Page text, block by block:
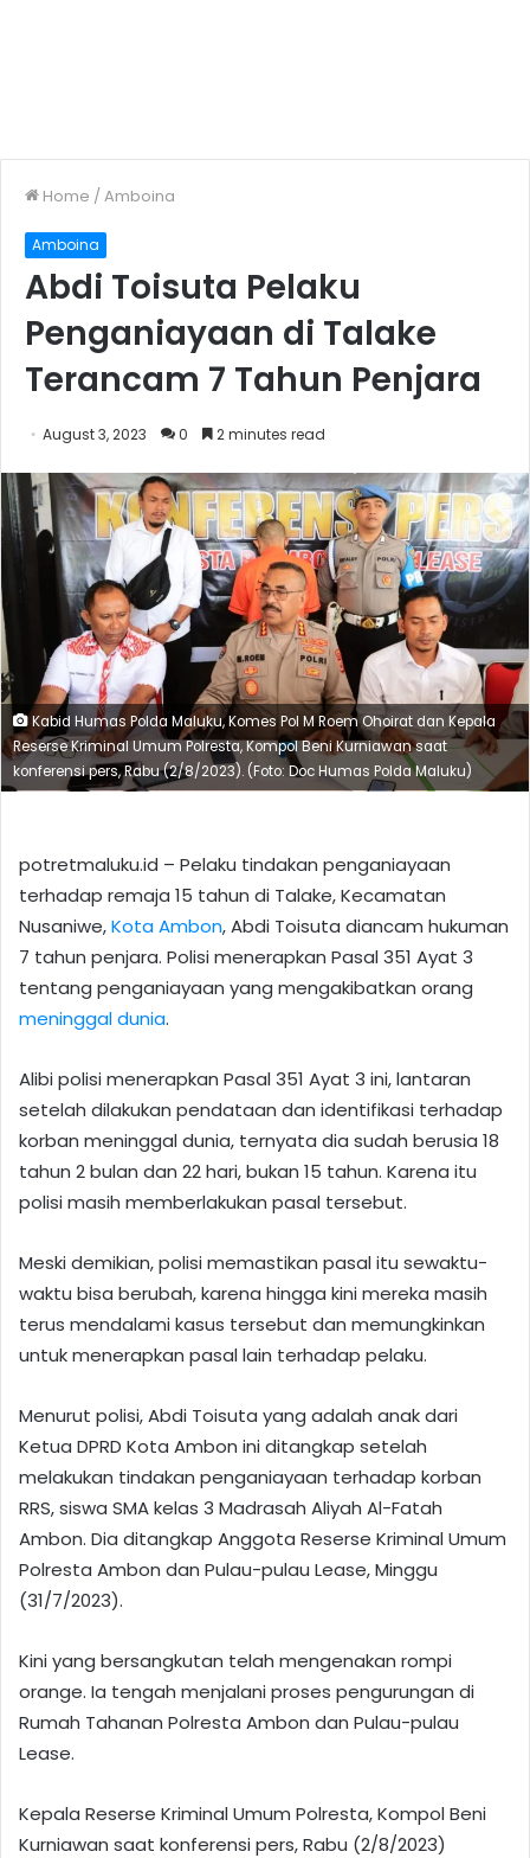
Home /Amboina
Amboina
Abdi Toisuta Pelaku
Penganiayaan di Talake
Terancam 7 Tahun Penjara
August 3, 2023 0 2 minutes read
Kabid Humas Polda Maluku, Komes Pol M Roem Ohoirat dan Kepala
Reserse Kriminal Umum Polresta, Kompol Beni Kurniawan saat
konferensi pers, Rabu (2/8/2023). (Foto: Doc Humas Polda Maluku)
potretmaluku.id – Pelaku tindakan penganiayaan
terhadap remaja 15 tahun di Talake, Kecamatan
Nusaniwe,Kota Ambon, Abdi Toisuta diancam hukuman
7 tahun penjara. Polisi menerapkan Pasal 351 Ayat 3
tentang penganiayaan yang mengakibatkan orang
meninggal dunia.
Alibi polisi menerapkan Pasal 351 Ayat 3 ini, lantaran
setelah dilakukan pendataan dan identifikasi terhadap
korban meninggal dunia, ternyata dia sudah berusia 18
tahun 2 bulan dan 22 hari, bukan 15 tahun. Karena itu
polisi masih memberlakukan pasal tersebut.
Meski demikian, polisi memastikan pasal itu sewaktu-
waktu bisa berubah, karena hingga kini mereka masih
terus mendalami kasus tersebut dan memungkinkan
untuk menerapkan pasal lain terhadap pelaku.
Menurut polisi, Abdi Toisuta yang adalah anak dari
Ketua DPRD Kota Ambon ini ditangkap setelah
melakukan tindakan penganiayaan terhadap korban
RRS, siswa SMA kelas 3 Madrasah Aliyah Al-Fatah
Ambon. Dia ditangkap Anggota Reserse Kriminal Umum
Polresta Ambon dan Pulau-pulau Lease, Minggu
(31/7/2023).
Kini yang bersangkutan telah mengenakan rompi
orange. Ia tengah menjalani proses pengurungan di
Rumah Tahanan Polresta Ambon dan Pulau-pulau
Lease.
Kepala Reserse Kriminal Umum Polresta, Kompol Beni
Kurniawan saat konferensi pers, Rabu (2/8/2023)